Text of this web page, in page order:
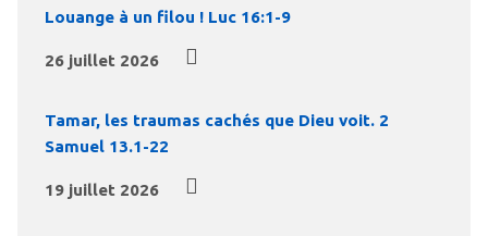
Louange à un filou ! Luc 16:1-9
26 juillet 2026
Tamar, les traumas cachés que Dieu voit. 2
Samuel 13.1-22
19 juillet 2026